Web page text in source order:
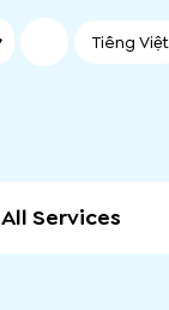
Tiếng Việt
All Services